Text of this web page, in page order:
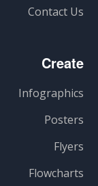
Contact Us
Create
Infographics
Posters
Flyers
Flowcharts